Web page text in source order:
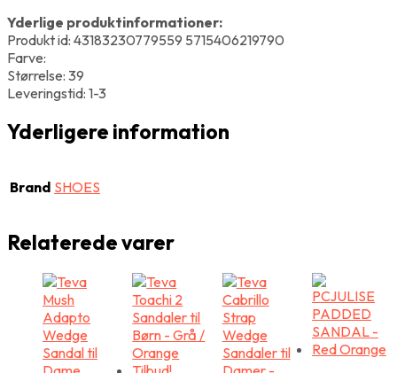
Yderlige produktinformationer:
Produkt id: 43183230779559 5715406219790
Farve:
Størrelse: 39
Leveringstid: 1-3
Yderligere information
Brand SHOES
Relaterede varer